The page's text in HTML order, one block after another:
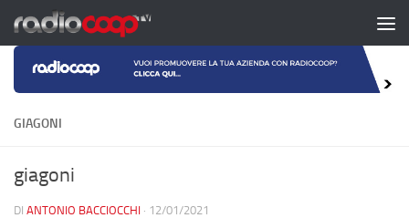
Salta al contenuto
GIAGONI
giagoni
DI ANTONIO BACCIOCCHI · 12/01/2021